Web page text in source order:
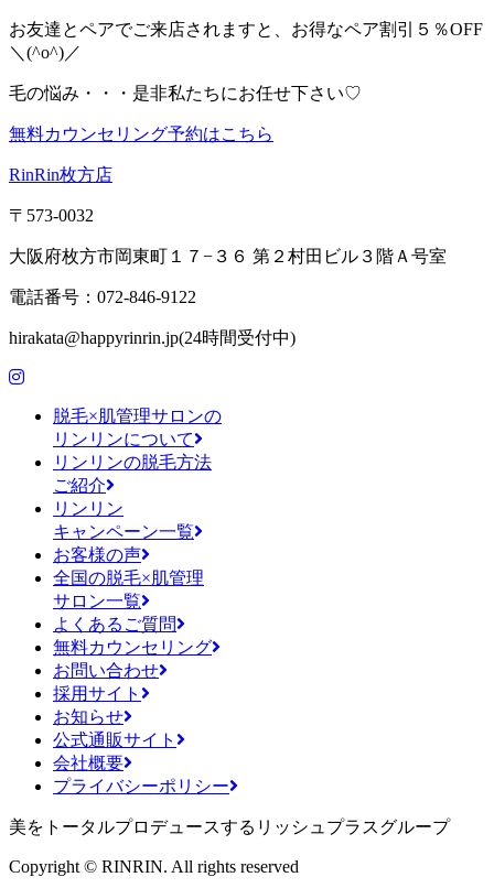
お友達とペアでご来店されますと、お得なペア割引５％OFF
＼(^o^)／
毛の悩み・・・是非私たちにお任せ下さい♡
無料カウンセリング予約はこちら
RinRin枚方店
〒573-0032
大阪府枚方市岡東町１７−３６ 第２村田ビル３階Ａ号室
電話番号：072-846-9122
hirakata@happyrinrin.jp(24時間受付中)
脱毛×肌管理サロンの
リンリンについて
リンリンの脱毛方法
ご紹介
リンリン
キャンペーン一覧
お客様の声
全国の脱毛×肌管理
サロン一覧
よくあるご質問
無料カウンセリング
お問い合わせ
採用サイト
お知らせ
公式通販サイト
会社概要
プライバシーポリシー
美をトータルプロデュースするリッシュプラスグループ
Copyright © RINRIN. All rights reserved